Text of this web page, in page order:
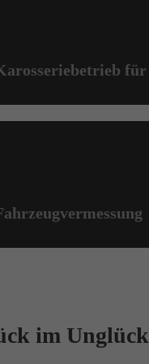
für
im Unglück